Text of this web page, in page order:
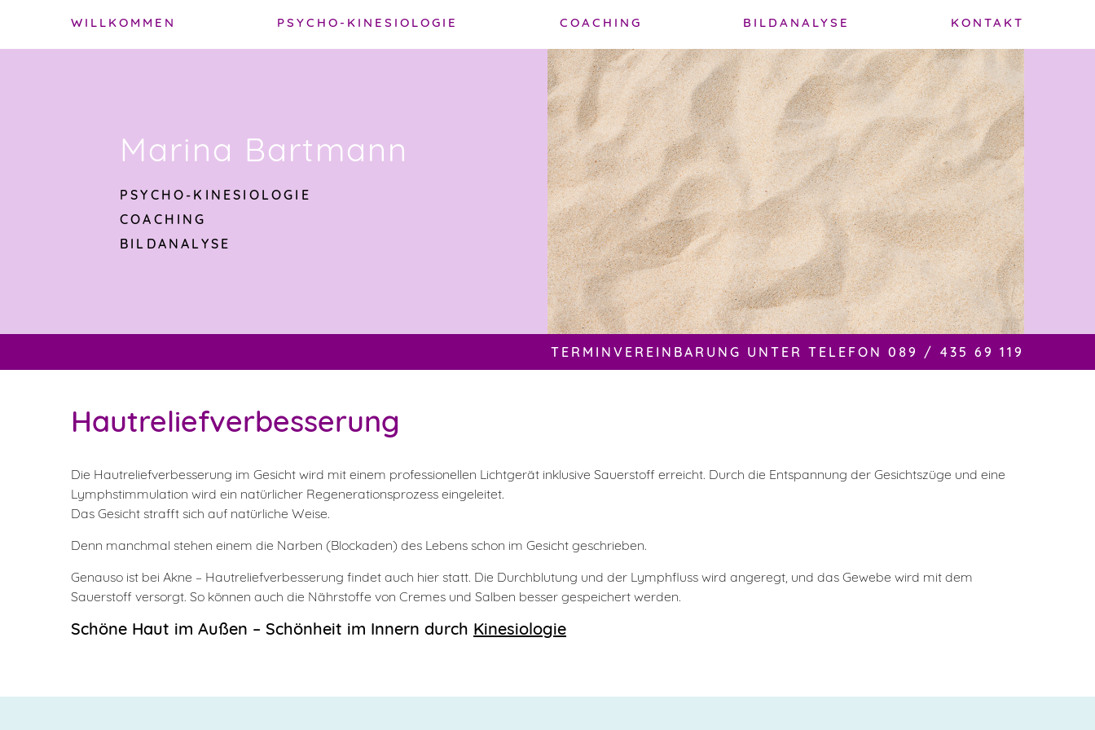
content
WILLKOMMEN PSYCHO-KINESIOLOGIE COACHING BILDANALYSE KONTAKT
Marina Bartmann
PSYCHO-KINESIOLOGIE
COACHING
BILDANALYSE
TERMINVEREINBARUNG UNTER TELEFON 089 / 435 69 119
Hautreliefverbesserung
Die Hautreliefverbesserung im Gesicht wird mit einem professionellen Lichtgerät inklusive Sauerstoff erreicht. Durch die Entspannung der Gesichtszüge und eine
Lymphstimmulation wird ein natürlicher Regenerationsprozess eingeleitet.
Das Gesicht strafft sich auf natürliche Weise.
Denn manchmal stehen einem die Narben (Blockaden) des Lebens schon im Gesicht geschrieben.
Genauso ist bei Akne – Hautreliefverbesserung findet auch hier statt. Die Durchblutung und der Lymphfluss wird angeregt, und das Gewebe wird mit dem
Sauerstoff versorgt. So können auch die Nährstoffe von Cremes und Salben besser gespeichert werden.
Schöne Haut im Außen – Schönheit im Innern durch Kinesiologie